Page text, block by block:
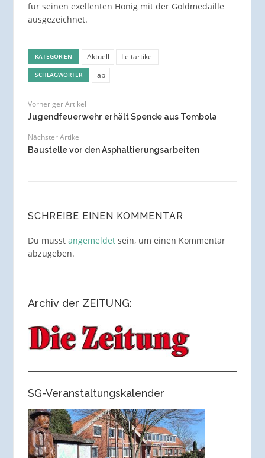
für seinen exellenten Honig mit der Goldmedaille
ausgezeichnet.
KATEGORIEN Aktuell Leitartikel
SCHLAGWÖRTER ap
Vorheriger Artikel
Jugendfeuerwehr erhält Spende aus Tombola
Nächster Artikel
Baustelle vor den Asphaltierungsarbeiten
SCHREIBE EINEN KOMMENTAR
Du musst angemeldetsein, um einen Kommentar
abzugeben.
Archiv der ZEITUNG:
SG-Veranstaltungskalender